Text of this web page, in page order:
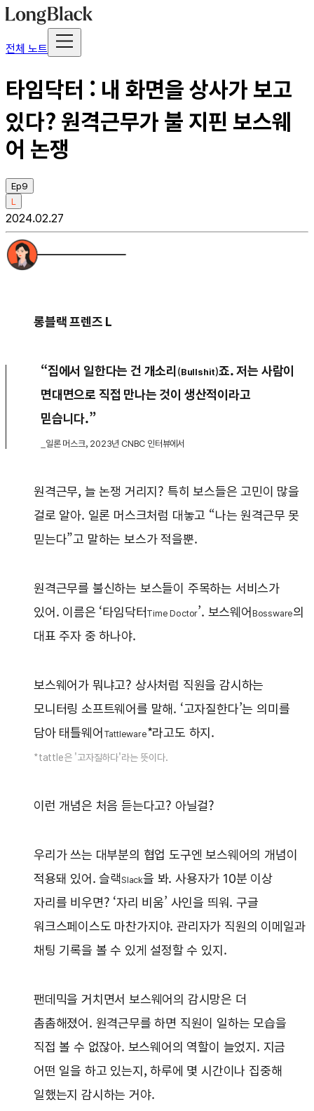
전체 노트
타임닥터 : 내 화면을 상사가 보고
있다? 원격근무가 불 지핀 보스웨
어 논쟁
Ep9
L
2024.02.27
롱블랙 프렌즈 L
“집에서 일한다는 건 개소리 (Bullshit)죠. 저는 사람이
면대면으로 직접 만나는 것이 생산적이라고
믿습니다.”
_일론 머스크, 2023년 CNBC 인터뷰에서
원격근무, 늘 논쟁 거리지? 특히 보스들은 고민이 많을
걸로 알아. 일론 머스크처럼 대놓고 “나는 원격근무 못
믿는다”고 말하는 보스가 적을뿐.
원격근무를 불신하는 보스들이 주목하는 서비스가
있어. 이름은 ‘타임닥터 Time Doctor’. 보스웨어 Bossware의
대표 주자 중 하나야.
보스웨어가 뭐냐고? 상사처럼 직원을 감시하는
모니터링 소프트웨어를 말해. ‘고자질한다’는 의미를
담아 태틀웨어 Tattleware*라고도 하지.
*tattle은 '고자질하다'라는 뜻이다.
이런 개념은 처음 듣는다고? 아닐걸?
우리가 쓰는 대부분의 협업 도구엔 보스웨어의 개념이
적용돼 있어. 슬랙Slack을 봐. 사용자가 10분 이상
자리를 비우면? ‘자리 비움’ 사인을 띄워. 구글
워크스페이스도 마찬가지야. 관리자가 직원의 이메일과
채팅 기록을 볼 수 있게 설정할 수 있지.
팬데믹을 거치면서 보스웨어의 감시망은 더
촘촘해졌어. 원격근무를 하면 직원이 일하는 모습을
직접 볼 수 없잖아. 보스웨어의 역할이 늘었지. 지금
어떤 일을 하고 있는지, 하루에 몇 시간이나 집중해
일했는지 감시하는 거야.